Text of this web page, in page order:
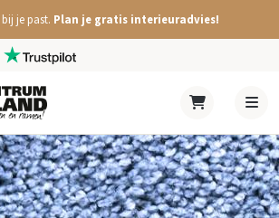
je past. Plan je gratis interieuradvies!